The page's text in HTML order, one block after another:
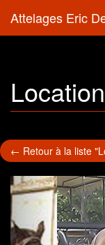
Attelages Eric
← Retour à la liste